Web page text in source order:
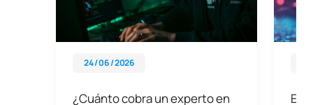
24 / 06 / 2026
¿Cuánto cobra un experto en
El